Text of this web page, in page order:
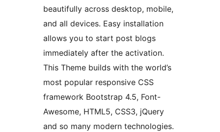
beautifully across desktop, mobile,
and all devices. Easy installation
allows you to start post blogs
immediately after the activation.
This Theme builds with the world’s
most popular responsive CSS
framework Bootstrap 4.5, Font-
Awesome, HTML5, CSS3, jQuery
and so many modern technologies.